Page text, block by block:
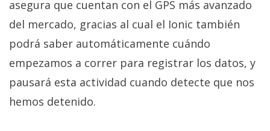
trucos y
tutoriales.
El Grupo
Informático
(CC) 2006-
2026.
derechos
reservados.
asegura que cuentan con el GPS más avanzado
del mercado, gracias al cual el Ionic también
podrá saber automáticamente cuándo
empezamos a correr para registrar los datos, y
pausará esta actividad cuando detecte que nos
hemos detenido.